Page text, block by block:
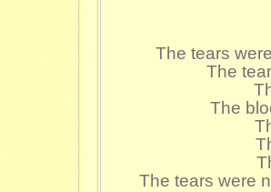
The tears
The
The
The tears were